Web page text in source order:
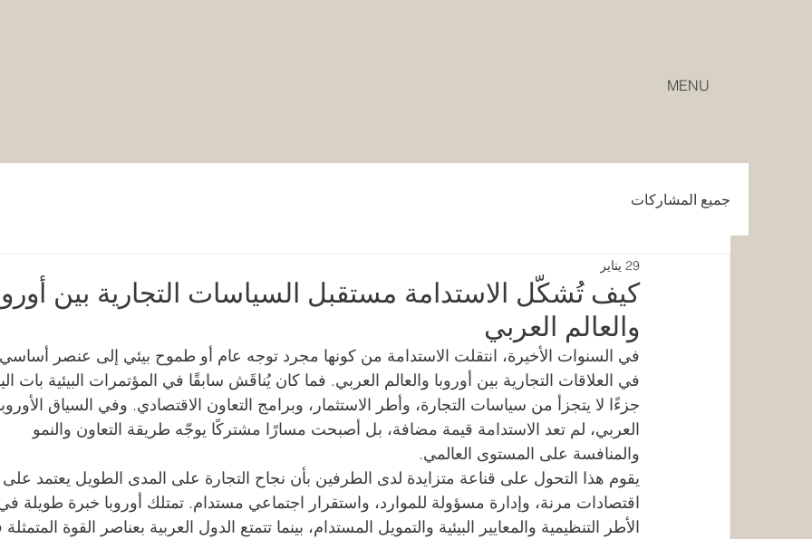
MENU
جميع المشاركات
كيف تُشكّل الاستدامة مستقبل السياسات التجارية بين
والعالم العربي
29 يناير
في السنوات الأخيرة، انتقلت الاستدامة من كونها مجرد توجه عام أو طموح بيئي إلى عنصر أساسي
في العلاقات التجارية بين أوروبا والعالم العربي. فما كان يُناقَش سابقًا في المؤتمرات البيئية بات
جزءًا لا يتجزأ من سياسات التجارة، وأطر الاستثمار، وبرامج التعاون الاقتصادي. وفي السياق
العربي، لم تعد الاستدامة قيمة مضافة، بل أصبحت مسارًا مشتركًا يوجّه طريقة التعاون والنمو
والمنافسة على المستوى العالمي.
يقوم هذا التحول على قناعة متزايدة لدى الطرفين بأن نجاح التجارة على المدى الطويل يعتمد على
اقتصادات مرنة، وإدارة مسؤولة للموارد، واستقرار اجتماعي مستدام. تمتلك أوروبا خبرة طويلة
الأطر التنظيمية والمعايير البيئية والتمويل المستدام، بينما تتمتع الدول العربية بعناصر القوة